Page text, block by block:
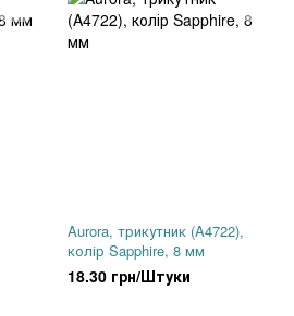
Aurora, трикутник (A4722),
колір Sapphire, 8 мм
18.30 грн/Штуки